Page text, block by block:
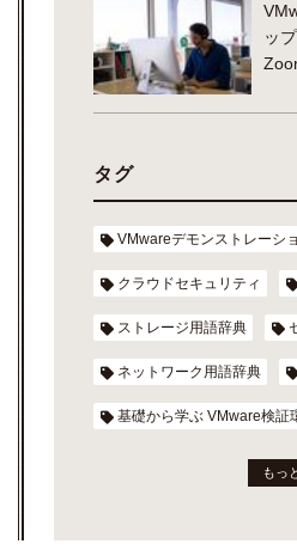
ッ
タグ
VMwareデモンストレーシ
クラウドセキュリティ
ストレージ用語辞典
ネットワーク用語辞典
基礎から学ぶ VMware検証
もっ